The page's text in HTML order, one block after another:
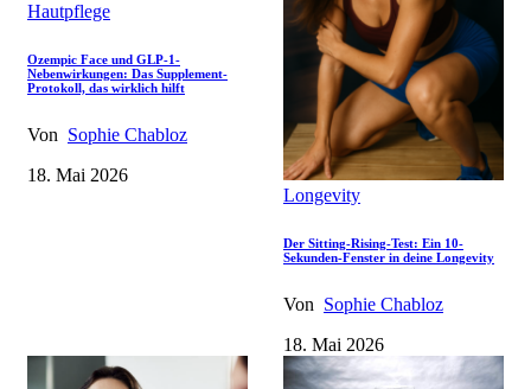
Hautpflege
Ozempic Face und GLP-1-
Nebenwirkungen: Das Supplement-
Protokoll, das wirklich hilft
Von Sophie Chabloz
18. Mai 2026
Longevity
Der Sitting-Rising-Test: Ein 10-
Sekunden-Fenster in deine Longevity
Von Sophie Chabloz
18. Mai 2026